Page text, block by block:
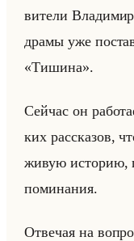
ви­те­ли
драмы уже
«Тишина».
Сейчас он
ких рас­ска­зов,
живую ис­то­рию,
по­ми­на­ния.
От­ве­чая на